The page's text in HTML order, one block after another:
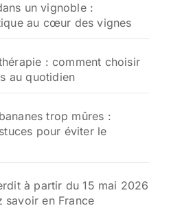
un vignoble :
au cœur des vignes
: comment choisir
au quotidien
trop mûres :
pour éviter le
à partir du 15 mai 2026
savoir en France